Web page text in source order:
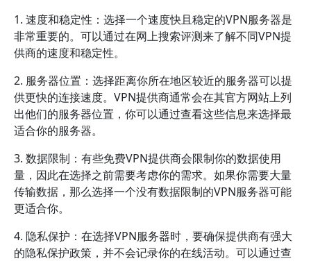
1. 速度和稳定性：选择一个速度快且稳定的VPN服务器是
非常重要的。可以通过在网上搜索评测来了解不同VPN提
供商的速度和稳定性。
2. 服务器位置：选择距离你所在地区较近的服务器可以提
供更快的连接速度。VPN提供商通常会在其官方网站上列
出他们的服务器位置，你可以通过查看这些信息来选择最
适合你的服务器。
3. 数据限制：有些免费VPN提供商会限制你的数据使用
量，因此在选择之前需要考虑你的需求。如果你需要大量
传输数据，那么选择一个没有数据限制的VPN服务器可能
更适合你。
4. 隐私保护：在选择VPN服务器时，要确保提供商有强大
的隐私保护政策，并不会记录你的在线活动。可以通过查